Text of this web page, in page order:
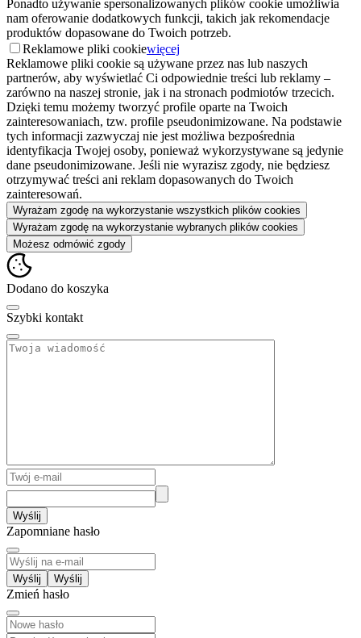
Ponadto używanie spersonalizowanych plików cookie umożliwia
nam oferowanie dodatkowych funkcji, takich jak rekomendacje
produktów dopasowane do Twoich potrzeb.
Reklamowe pliki cookiewięcej
Reklamowe pliki cookie są używane przez nas lub naszych
partnerów, aby wyświetlać Ci odpowiednie treści lub reklamy –
zarówno na naszej stronie, jak i na stronach podmiotów trzecich.
Dzięki temu możemy tworzyć profile oparte na Twoich
zainteresowaniach, tzw. profile pseudonimizowane. Na podstawie
tych informacji zazwyczaj nie jest możliwa bezpośrednia
identyfikacja Twojej osoby, ponieważ wykorzystywane są jedynie
dane pseudonimizowane. Jeśli nie wyrazisz zgody, nie będziesz
otrzymywać treści ani reklam dopasowanych do Twoich
zainteresowań.
Wyrażam zgodę na wykorzystanie wszystkich plików cookies
Wyrażam zgodę na wykorzystanie wybranych plików cookies
Możesz odmówić zgody
Dodano do koszyka
Szybki kontakt
Wyślij
Zapomniane hasło
Wyślij
Zmień hasło